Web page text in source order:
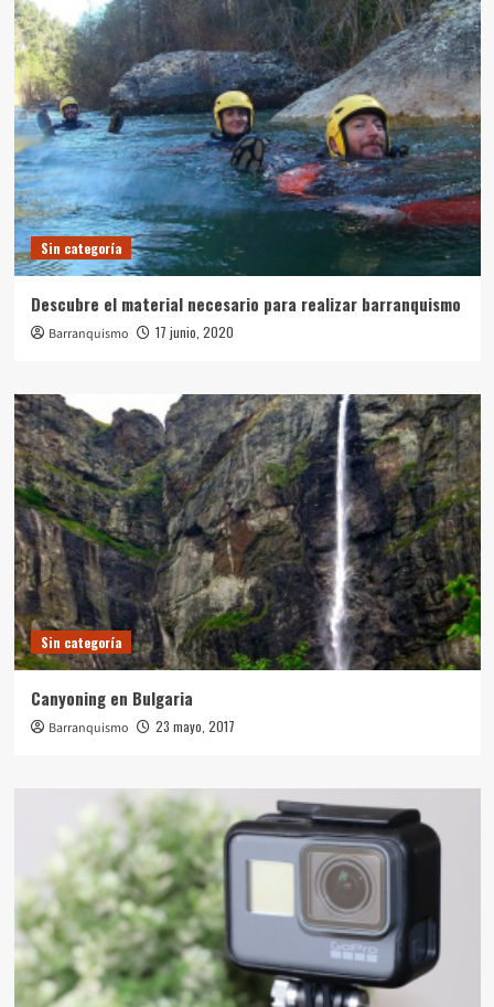
Sin categoría
Descubre el material necesario para realizar barranquismo
Barranquismo 17 junio, 2020
Sin categoría
Canyoning en Bulgaria
Barranquismo 23 mayo, 2017